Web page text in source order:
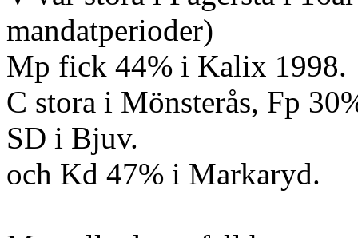
mandatperioder)
Mp fick 44% i Kalix 1998.
C stora i Mönsterås, Fp
SD i Bjuv.
och Kd 47% i Markaryd.